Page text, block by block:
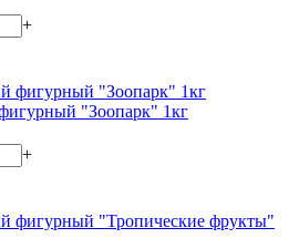
+
"Зоопарк" 1кг
+